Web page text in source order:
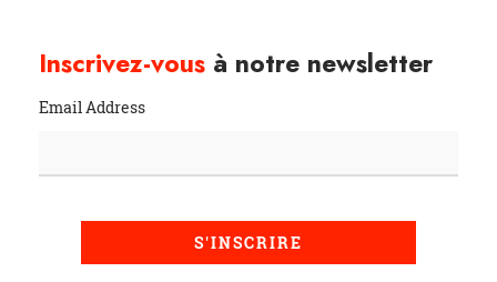
Inscrivez-vous à notre newsletter
Email Address